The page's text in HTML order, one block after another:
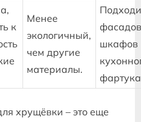
к
Менее
экологичный‚
чем другие
материалы.
шкафов
хрущёвки – это еще